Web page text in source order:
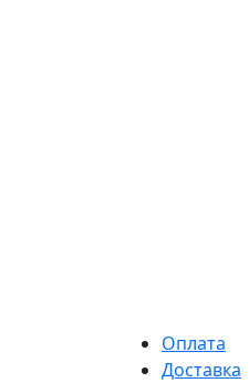
Оплата
Доставка